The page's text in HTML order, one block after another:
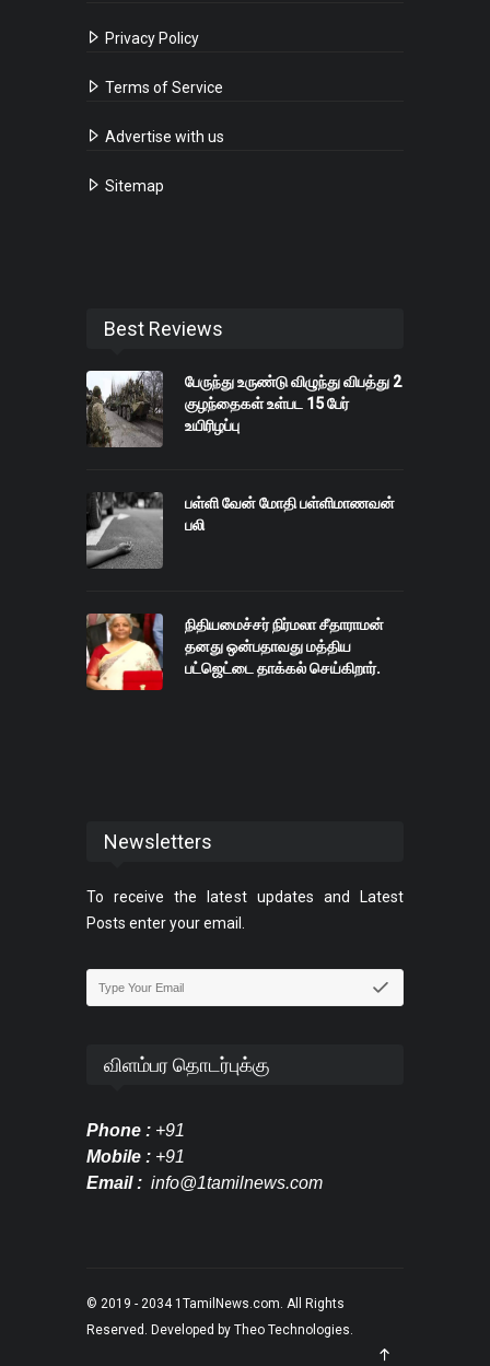
Privacy Policy
Terms of Service
Advertise with us
Sitemap
Best Reviews
பேருந்து உருண்டு விழுந்து விபத்து 2
குழந்தைகள் உள்பட 15 பேர்
உயிரிழப்பு
பள்ளி வேன் மோதி பள்ளிமாணவன்
பலி
நிதியமைச்சர் நிர்மலா சீதாராமன்
தனது ஒன்பதாவது மத்திய
பட்ஜெட்டை தாக்கல் செய்கிறார்.
Newsletters
To receive the latest updates and Latest
Posts enter your email.
விளம்பர தொடர்புக்கு
Phone : +91
Mobile : +91
Email : info@1tamilnews.com
© 2019 - 2034 1TamilNews.com. All Rights
Reserved. Developed by Theo Technologies.